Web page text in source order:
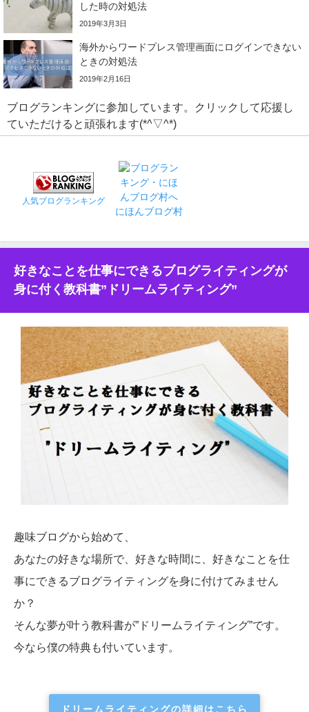
した時の対処法
2019年3月3日
海外からワードプレス管理画面にログインできない
ときの対処法
2019年2月16日
ブログランキングに参加しています。クリックして応援し
ていただけると頑張れます(*^▽^*)
人気ブログランキング
にほんブログ村
好きなことを仕事にできるブログライティングが
身に付く教科書”ドリームライティング”
趣味ブログから始めて、
あなたの好きな場所で、好きな時間に、好きなことを仕
事にできるブログライティングを身に付けてみません
か？
そんな夢が叶う教科書が”ドリームライティング”です。
今なら僕の特典も付いています。
ドリームライティングの詳細はこちら